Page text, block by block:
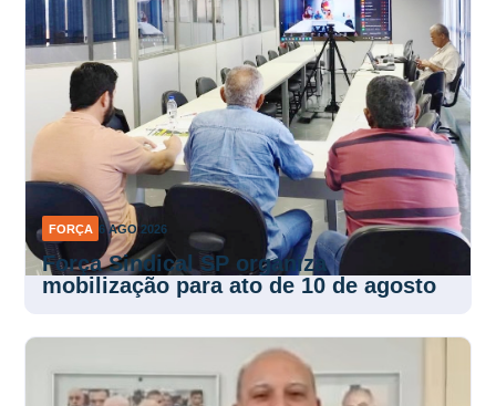
FORÇA 6 AGO 2026
Força Sindical SP organiza
mobilização para ato de 10 de agosto